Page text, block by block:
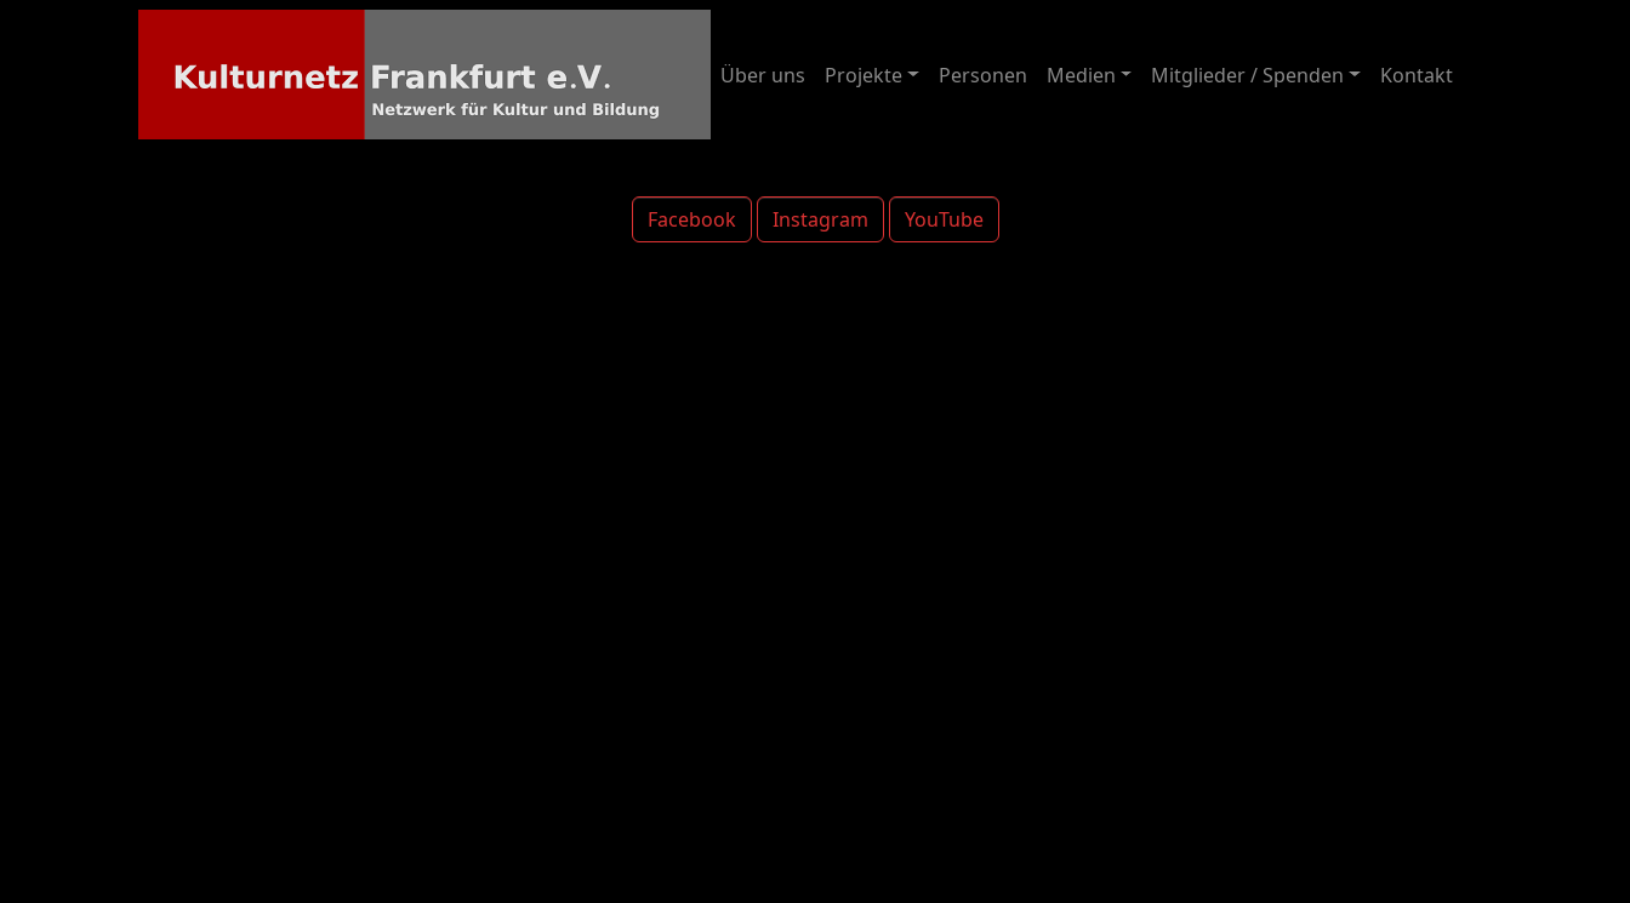
Facebook Instagram YouTube
Über uns Projekte Personen Medien Mitglieder / Spenden Kontakt